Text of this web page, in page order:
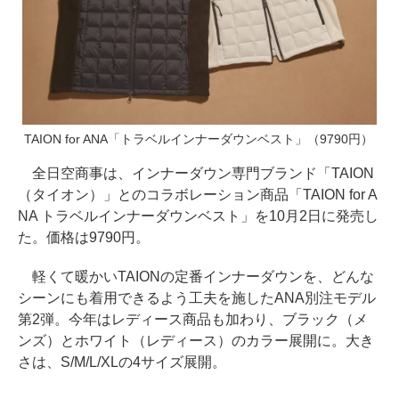
TAION for ANA「トラベルインナーダウンベスト」（9790円）
全日空商事は、インナーダウン専門ブランド「TAION
（タイオン）」とのコラボレーション商品「TAION for A
NA トラベルインナーダウンベスト」を10月2日に発売し
た。価格は9790円。
軽くて暖かいTAIONの定番インナーダウンを、どんな
シーンにも着用できるよう工夫を施したANA別注モデル
第2弾。今年はレディース商品も加わり、ブラック（メ
ンズ）とホワイト（レディース）のカラー展開に。大き
さは、S/M/L/XLの4サイズ展開。